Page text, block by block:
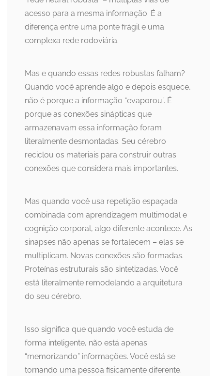
acesso para a mesma informação. É a
diferença entre uma ponte frágil e uma
complexa rede rodoviária.
Mas e quando essas redes robustas falham?
Quando você aprende algo e depois esquece,
não é porque a informação “evaporou”. É
porque as conexões sinápticas que
armazenavam essa informação foram
literalmente desmontadas. Seu cérebro
reciclou os materiais para construir outras
conexões que considera mais importantes.
Mas quando você usa repetição espaçada
combinada com aprendizagem multimodal e
cognição corporal, algo diferente acontece. As
sinapses não apenas se fortalecem – elas se
multiplicam. Novas conexões são formadas.
Proteínas estruturais são sintetizadas. Você
está literalmente remodelando a arquitetura
do seu cérebro.
Isso significa que quando você estuda de
forma inteligente, não está apenas
“memorizando” informações. Você está se
tornando uma pessoa fisicamente diferente.